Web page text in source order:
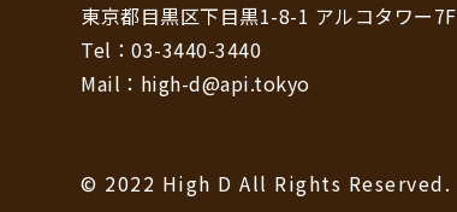
東京都目黒区下目黒1-8-1 アルコタワー7F
Tel：03-3440-3440
Mail：high-d@api.tokyo
© 2022 High D All Rights Reserved.